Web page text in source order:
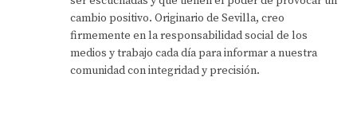
cambio positivo. Originario de Sevilla, creo
firmemente en la responsabilidad social de los
medios y trabajo cada día para informar a nuestra
comunidad con integridad y precisión.